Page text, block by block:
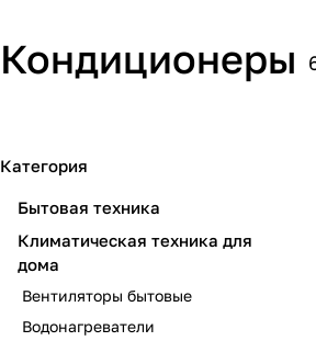
Кондиционеры
Категория
Бытовая техника
Климатическая техника для
дома
Вентиляторы бытовые
Водонагреватели